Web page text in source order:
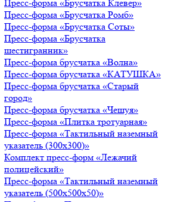
Пресс-форма «Брусчатка Клевер»
Пресс-форма «Брусчатка Ромб»
Пресс-форма «Брусчатка Соты»
Пресс-форма «Брусчатка
шестигранник»
Пресс-форма брусчатка «Волна»
Пресс-форма брусчатка «КАТУШКА»
Пресс-форма брусчатка «Старый
город»
Пресс-форма брусчатка «Чешуя»
Пресс-форма «Плитка тротуарная»
Пресс-форма «Тактильный наземный
указатель (300х300)»
Комплект пресс-форм «Лежачий
полицейский»
Пресс-форма «Тактильный наземный
указатель (500х500х50)»